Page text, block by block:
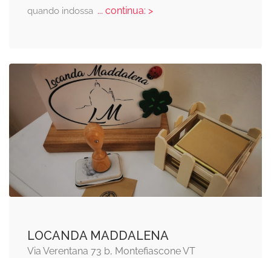
quando indossa... continua: >
LOCANDA MADDALENA
Via Verentana 73 b, Montefiascone VT